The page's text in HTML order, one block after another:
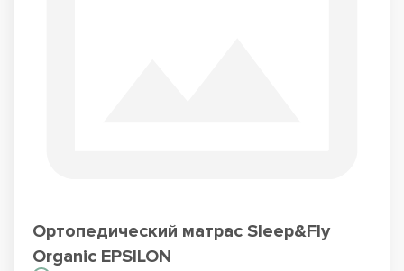
Ортопедический матрас Sleep&Fly
Organic EPSILON